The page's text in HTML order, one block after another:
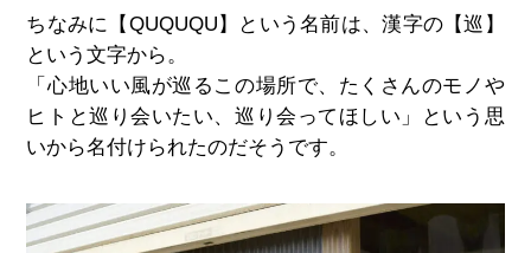
ちなみに【QUQUQU】という名前は、漢字の【巡】
という文字から。
「心地いい風が巡るこの場所で、たくさんのモノや
ヒトと巡り会いたい、巡り会ってほしい」という思
いから名付けられたのだそうです。